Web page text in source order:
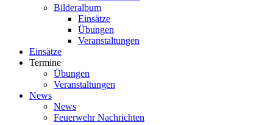
Bilderalbum
Einsätze
Übungen
Veranstaltungen
Einsätze
Termine
Übungen
Veranstaltungen
News
News
Feuerwehr Nachrichten